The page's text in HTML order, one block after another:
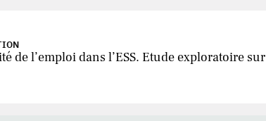
de l’emploi dans l’ESS. Etude exploratoire